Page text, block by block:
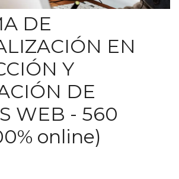
DE
EN
Y
DE
WEB - 560
online)